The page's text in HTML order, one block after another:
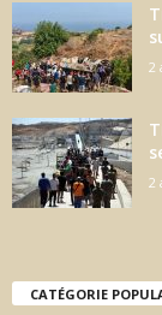
2
2
CATÉGORIE